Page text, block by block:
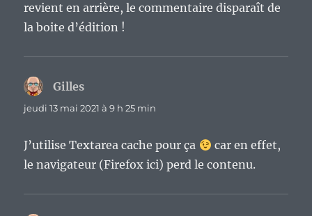
revient en arrière, le commentaire disparaît de
la boite d’édition !
Gilles
jeudi 13 mai 2021 à 9 h 25 min
J’utilise Textarea cache pour ça
car en effet,
le navigateur (Firefox ici) perd le contenu.